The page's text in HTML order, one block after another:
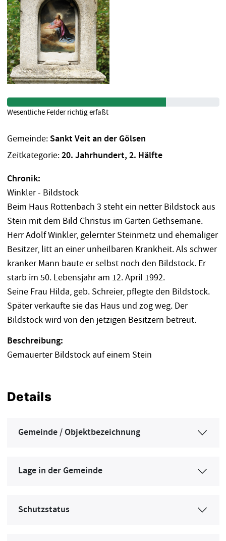
Gemeinde: Sankt Veit an der Gölsen
Zeitkategorie:20. Jahrhundert, 2. Hälfte
Chronik:
Winkler - Bildstock
Beim Haus Rottenbach 3 steht ein netter Bildstock aus
Stein mit dem Bild Christus im Garten Gethsemane.
Herr Adolf Winkler, gelernter Steinmetz und ehemaliger
Besitzer, litt an einer unheilbaren Krankheit. Als schwer
kranker Mann baute er selbst noch den Bildstock. Er
starb im 50. Lebensjahr am 12. April 1992.
Seine Frau Hilda, geb. Schreier, pflegte den Bildstock.
Später verkaufte sie das Haus und zog weg. Der
Bildstock wird von den jetzigen Besitzern betreut.
Beschreibung:
Gemauerter Bildstock auf einem Stein
Details
Gemeinde / Objektbezeichnung
Lage in der Gemeinde
Schutzstatus
Wesentliche Felder richtig erfaßt